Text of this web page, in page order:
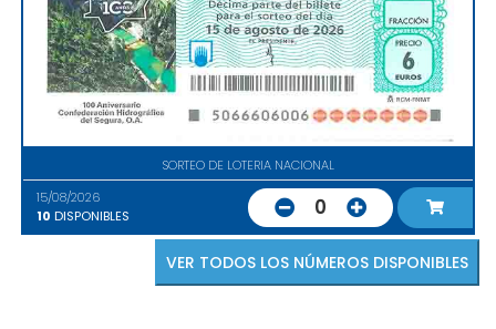
SORTEO DE LOTERIA NACIONAL
15/08/2026
10 DISPONIBLES 0
VER TODOS LOS NÚMEROS DISPONIBLES